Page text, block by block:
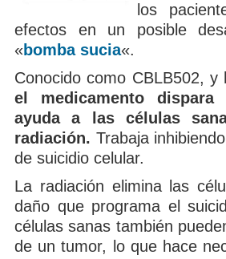
los
efectos en un posible
«bomba sucia«.
Conocido como CBLB502,
el medicamento
ayuda a las células
radiación. Trabaja
de suicidio celular.
La radiación elimina las
daño que programa el
células sanas también
de un tumor, lo que hace